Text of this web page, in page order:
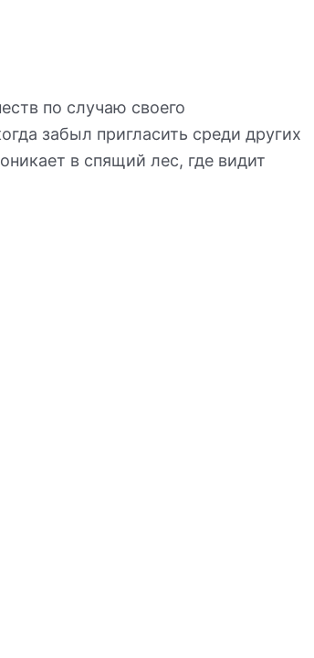
по случаю своего
забыл пригласить среди других
в спящий лес, где видит